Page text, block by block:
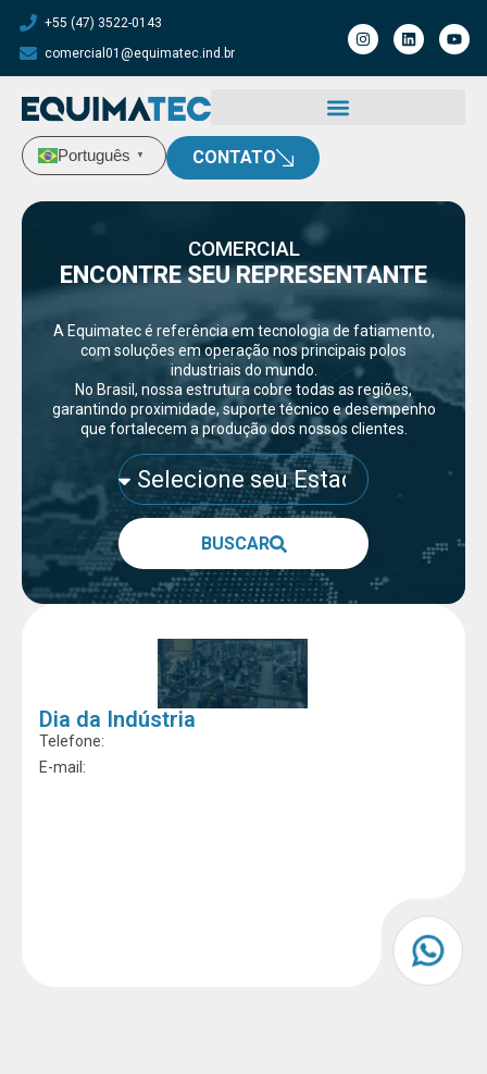
+55 (47) 3522-0143
comercial01@equimatec.ind.br
Português ▼ CONTATO
COMERCIAL
ENCONTRE SEU REPRESENTANTE
A Equimatec é referência em tecnologia de fatiamento,
com soluções em operação nos principais polos
industriais do mundo.
No Brasil, nossa estrutura cobre todas as regiões,
garantindo proximidade, suporte técnico e desempenho
que fortalecem a produção dos nossos clientes.
BUSCAR
Dia da Indústria
Telefone:
E-mail: